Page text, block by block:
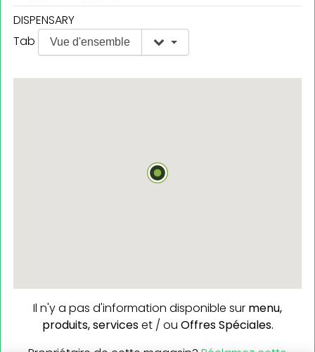
DISPENSARY
Tab
Vue d'ensemble
Il n'y a pas d'information disponible sur menu,
produits,serviceset / ou Offres Spéciales.